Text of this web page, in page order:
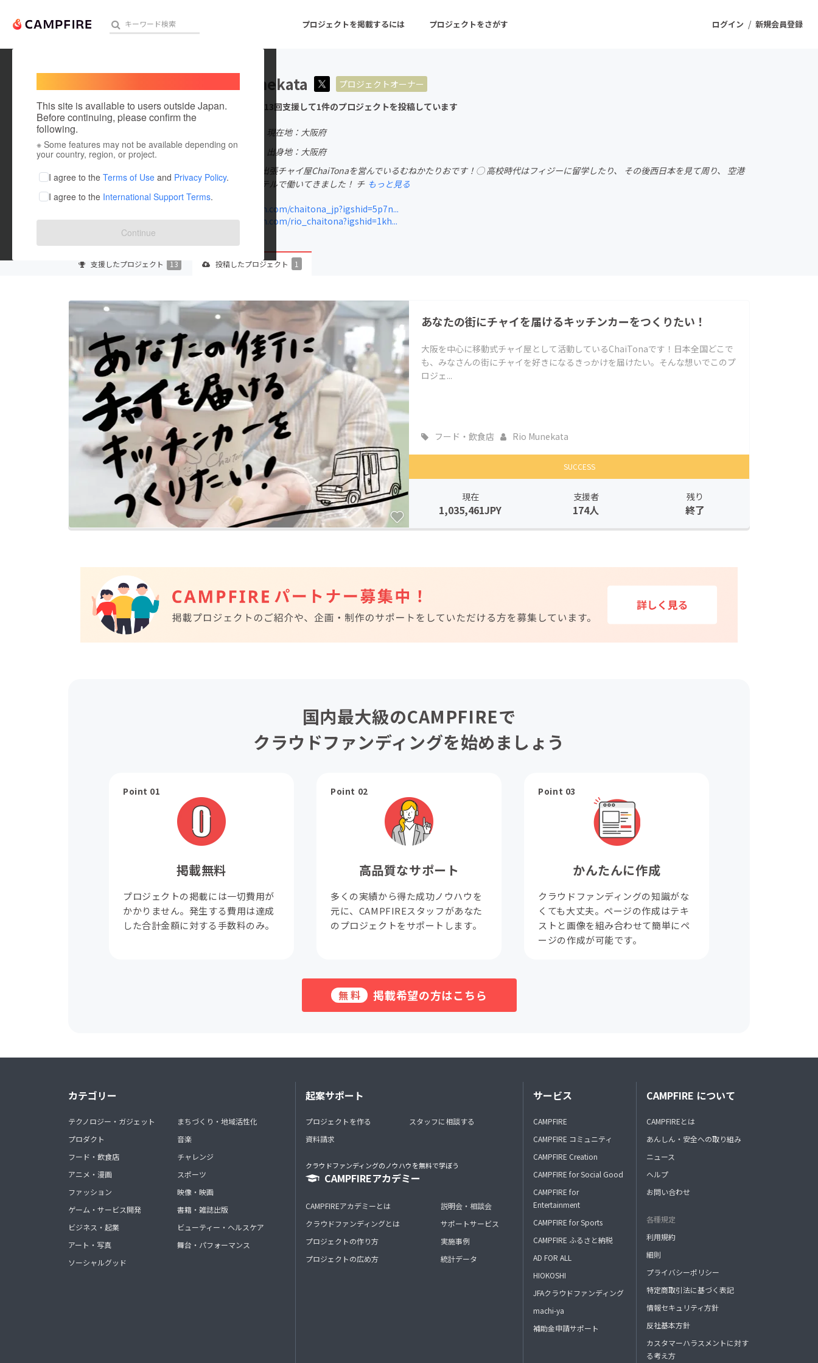
ログイン / 新規会員登録
プロジェクトを掲載するには プロジェクトをさがす
人気のプロジェクト 注目のリターン 注目の新着プロジェクト 募集終了が近いプロジェクト
アート・写真 音楽
テクノロジー・ガジェット
ゲーム・サービス開発 フード・飲食店
ファッション
映像・映画
ビジネス・起業
チャレンジ
まちづくり・地域活性化
CAMPFIREふるさと納税
This site is available to users outside Japan.
Before continuing, please confirm the
following.
※ Some features may not be available depending on
your country, region, or project.
I agree to the Terms of Use and Privacy Policy.
I agree to the International Support Terms.
Continue
Rio Munekata
プロジェクトオーナー
これまでに13回支援して1件のプロジェクトを投稿しています
現在地：大阪府
出身国：日本
出身地：大阪府
大阪を中心に出張チャイ屋ChaiTonaを営んでいるむねかたりおです！◯ 高校時代はフィジーに留学したり、 その後西日本を見て周り、 空港
や淡路島のホテルで働いてきました！ チ もっと見る
instagram.com/chaitona_jp?igshid=5p7n...
instagram.com/rio_chaitona?igshid=1kh...
支援したプロジェクト 13 投稿したプロジェクト 1
あなたの街にチャイを届けるキッチンカーをつくりたい！
大阪を中心に移動式チャイ屋として活動しているChaiTonaです！日本全国どこで
も、みなさんの街にチャイを好きになるきっかけを届けたい。そんな想いでこのプ
ロジェ...
フード・飲食店 Rio Munekata
SUCCESS
現在
1,035,461JPY
支援者
174人
残り
終了
国内最大級のCAMPFIREで
クラウドファンディングを始めましょう
Point 01
掲載無料
プロジェクトの掲載には一切費用が
かかりません。発生する費用は達成
した合計金額に対する手数料のみ。
Point 02
高品質なサポート
多くの実績から得た成功ノウハウを
元に、CAMPFIREスタッフがあなた
のプロジェクトをサポートします。
Point 03
かんたんに作成
クラウドファンディングの知識がな
くても大丈夫。ページの作成はテキ
ストと画像を組み合わせて簡単にペ
ージの作成が可能です。
無料 掲載希望の方はこちら
カテゴリー
テクノロジー・ガジェット
プロダクト
フード・飲食店
アニメ・漫画
ファッション
ゲーム・サービス開発
ビジネス・起業
アート・写真
ソーシャルグッド
まちづくり・地域活性化
音楽
チャレンジ
スポーツ
映像・映画
書籍・雑誌出版
ビューティー・ヘルスケア
舞台・パフォーマンス
起案サポート
プロジェクトを作る
資料請求
スタッフに相談する
クラウドファンディングのノウハウを無料で学ぼう
CAMPFIREアカデミー
CAMPFIREアカデミーとは
クラウドファンディングとは
プロジェクトの作り方
プロジェクトの広め方
説明会・相談会
サポートサービス
実施事例
統計データ
サービス
CAMPFIRE
CAMPFIRE コミュニティ
CAMPFIRE Creation
CAMPFIRE for Social Good
CAMPFIRE for
Entertainment
CAMPFIRE for Sports
CAMPFIRE ふるさと納税
AD FOR ALL
HIOKOSHI
JFAクラウドファンディング
machi-ya
補助金申請サポート
CAMPFIRE について
CAMPFIREとは
あんしん・安全への取り組み
ニュース
ヘルプ
お問い合わせ
各種規定
利用規約
細則
プライバシーポリシー
特定商取引法に基づく表記
情報セキュリティ方針
反社基本方針
カスタマーハラスメントに対す
る考え方